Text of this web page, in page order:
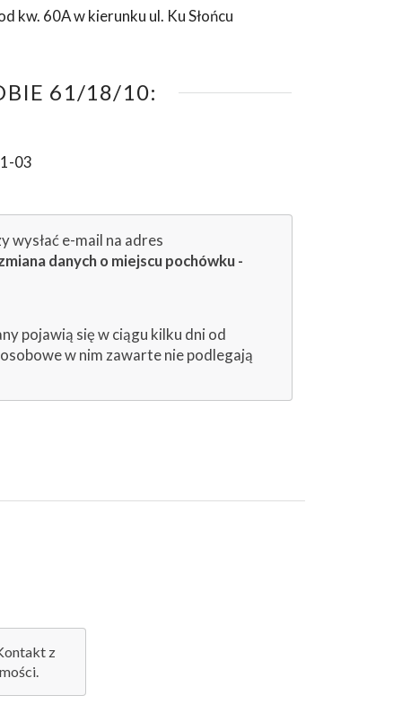
kw. 60A w kierunku ul. Ku Słońcu
61/18/10:
03
wysłać e-mail na adres
danych o miejscu pochówku -
pojawią się w ciągu kilku dni od
w nim zawarte nie podlegają
z